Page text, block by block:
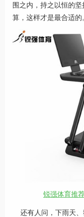
围之内，持之以恒的
算，这样才是最合适的
锐强体育推
还有人问，下雨天、